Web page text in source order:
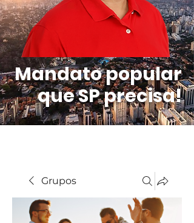
Mandato popular
que SP precisa!
Grupos